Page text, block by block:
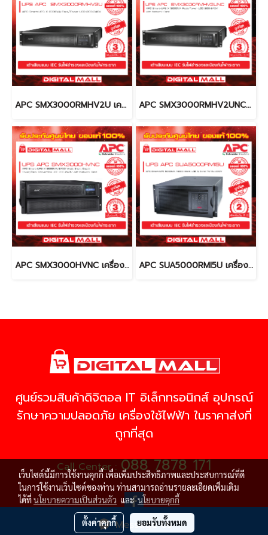
Message Us
APC SMX3000RMHV2U เครื่องสำรองไฟ (UPS) APC SMX3000RMHV2UNC เครื่องสำรองไฟ (UPS)
APC SMX3000HVNC เครื่องสำรองไฟ (UPS) APC SUA5000RMI5U เครื่องสำรองไฟ (UPS)
ศูนย์รวมสินค้าดิจิตอล IT อิเล็กทรอนิกส์ อุปกรณ์
รักษาความปลอดภัย เครื่องใช้ไฟฟ้า ในราคาส่งที่
ถูกที่สุด
Call Center : 088 7878 171
เว็บไซต์นี้มีการใช้งานคุกกี้ เพื่อเพิ่มประสิทธิภาพและประสบการณ์ที่ดี
ในการใช้งานเว็บไซต์ของท่าน ท่านสามารถอ่านรายละเอียดเพิ่มเติม
ได้ที่นโยบายความเป็นส่วนตัว และนโยบายคุกกี้
ตั้งค่าคุกกี้ ยอมรับทั้งหมด